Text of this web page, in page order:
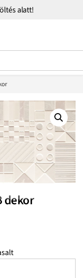
alatt!
dekor